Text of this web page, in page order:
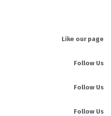
Like our page
Follow Us
Follow Us
Follow Us